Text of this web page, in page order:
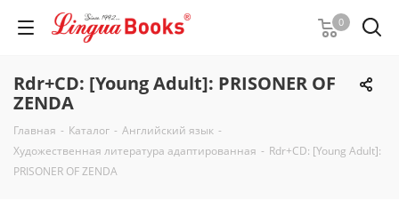
0
Rdr+CD: [Young Adult]: PRISONER OF
ZENDA
Главная - Каталог - Английский язык -
Художественная литература адаптированная - Rdr+CD: [Young Adult]:
PRISONER OF ZENDA